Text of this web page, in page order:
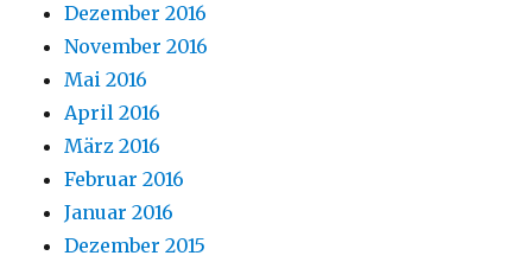
Dezember 2016
November 2016
Mai 2016
April 2016
März 2016
Februar 2016
Januar 2016
Dezember 2015